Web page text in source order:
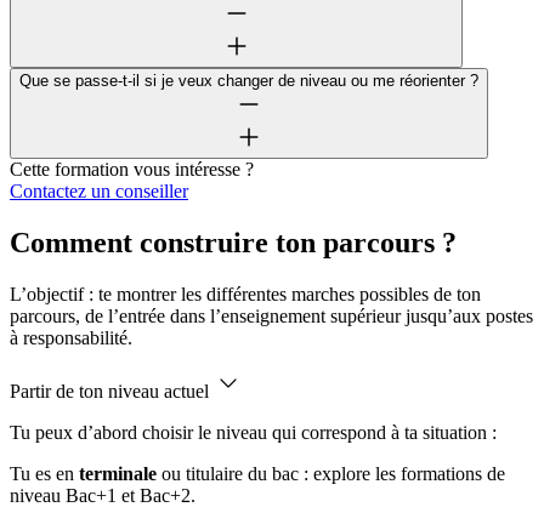
Que se passe-t-il si je veux changer de niveau ou me réorienter ?
Cette formation vous intéresse ?
Contactez un conseiller
Comment construire ton parcours ?
L’objectif : te montrer les différentes marches possibles de ton
parcours, de l’entrée dans l’enseignement supérieur jusqu’aux postes
à responsabilité.
Partir de ton niveau actuel
Tu peux d’abord choisir le niveau qui correspond à ta situation :
Tu es en terminale ou titulaire du bac : explore les formations de
niveau Bac+1 et Bac+2.